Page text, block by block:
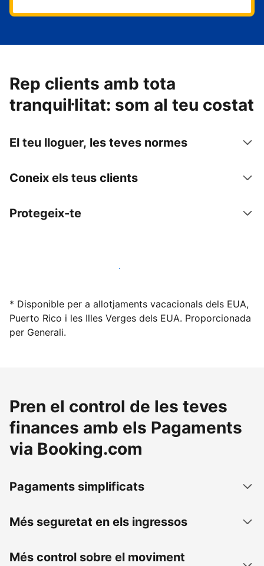
Rep clients amb tota
tranquil·litat: som al teu costat
El teu lloguer, les teves normes
Coneix els teus clients
Protegeix-te
Lloga l'allotjament amb nosaltres avui mateix
* Disponible per a allotjaments vacacionals dels EUA,
Puerto Rico i les Illes Verges dels EUA. Proporcionada
per Generali.
Pren el control de les teves
finances amb els Pagaments
via Booking.com
Pagaments simplificats
Més seguretat en els ingressos
Més control sobre el moviment